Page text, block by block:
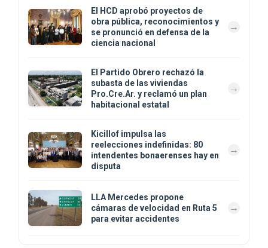
El HCD aprobó proyectos de
obra pública, reconocimientos y
se pronunció en defensa de la
ciencia nacional
El Partido Obrero rechazó la
subasta de las viviendas
Pro.Cre.Ar. y reclamó un plan
habitacional estatal
Kicillof impulsa las
reelecciones indefinidas: 80
intendentes bonaerenses hay en
disputa
LLA Mercedes propone
cámaras de velocidad en Ruta 5
para evitar accidentes